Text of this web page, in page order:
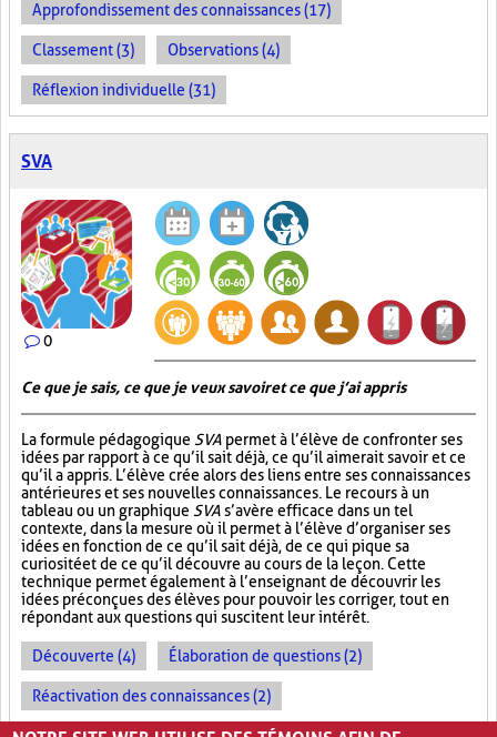
Approfondissement des connaissances (17)
Classement (3) Observations (4)
Réflexion individuelle (31)
SVA
0
Ce que je sais, ce que je veux savoir et ce que j’ai appris
La formule pédagogique SVA permet à l’élève de confronter ses
idées par rapport à ce qu’il sait déjà, ce qu’il aimerait savoir et ce
qu’il a appris. L’élève crée alors des liens entre ses connaissances
antérieures et ses nouvelles connaissances. Le recours à un
tableau ou un graphique SVA s’avère efficace dans un tel
contexte, dans la mesure où il permet à l’élève d’organiser ses
idées en fonction de ce qu’il sait déjà, de ce qui pique sa
curiosité et de ce qu’il découvre au cours de la leçon. Cette
technique permet également à l’enseignant de découvrir les
idées préconçues des élèves pour pouvoir les corriger, tout en
répondant aux questions qui suscitent leur intérêt.
Découverte (4) Élaboration de questions (2)
Réactivation des connaissances (2)